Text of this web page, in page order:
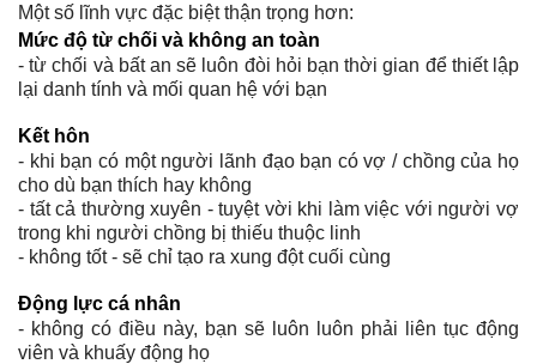
Một số lĩnh vực đặc biệt thận trọng hơn:
Mức độ từ chối và không an toàn
- từ chối và bất an sẽ luôn đòi hỏi bạn thời gian để thiết lập
lại danh tính và mối quan hệ với bạn
Kết hôn
- khi bạn có một người lãnh đạo bạn có vợ / chồng của họ
cho dù bạn thích hay không
- tất cả thường xuyên - tuyệt vời khi làm việc với người vợ
trong khi người chồng bị thiếu thuộc linh
- không tốt - sẽ chỉ tạo ra xung đột cuối cùng
Động lực cá nhân
- không có điều này, bạn sẽ luôn luôn phải liên tục động
viên và khuấy động họ